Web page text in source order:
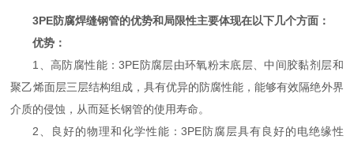
3PE防腐焊缝钢管的优势和局限性主要体现在以下几个方面：
优势：
1、高防腐性能：3PE防腐层由环氧粉末底层、中间胶黏剂层和
聚乙烯面层三层结构组成，具有优异的防腐性能，能够有效隔绝外界
介质的侵蚀，从而延长钢管的使用寿命。
2、良好的物理和化学性能：3PE防腐层具有良好的电绝缘性